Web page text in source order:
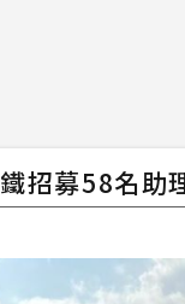
招募58名